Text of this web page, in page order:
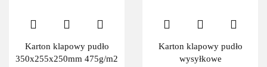
Karton klapowy pudło
350x255x250mm 475g/m2
Karton klapowy pudło
wysyłkowe